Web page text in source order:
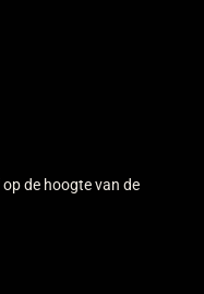
de hoogte van de